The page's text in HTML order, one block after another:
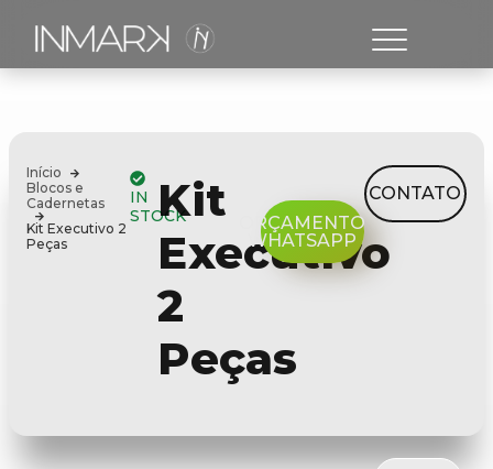
Início
Blocos e
Cadernetas
Kit Executivo 2
Peças
IN
STOCKKit
Executivo
2
Peças
ORÇAMENTO
WHATSAPP
CONTATO